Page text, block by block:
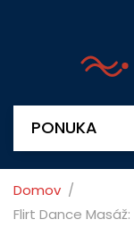
PONUKA
Domov
Flirt Dance